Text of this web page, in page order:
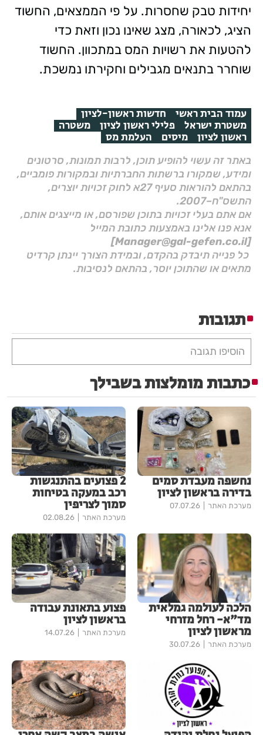
יחידות טבק שחסרות. על פי הממצאים, החשוד
הציג, לכאורה, מצג שאינו נכון וזאת כדי
להטעות את רשויות המס במתכוון. החשוד
שוחרר בתנאים מגבילים וחקירתו נמשכת.
עמוד הבית ראשי חדשות ראשון-לציון
משטרת ישראל פלילי ראשון לציון משטרה
ראשון לציון מיסים העלמת מס
באתר זה עשוי להופיע תוכן, לרבות תמונות, סרטונים
ומידע, שמקורו ברשתות החברתיות ובמקורות פומביים,
בהתאם להוראות סעיף 27א לחוק זכויות יוצרים,
התשס"ח–2007.
אם אתם בעלי זכויות בתוכן שפורסם, או מייצגים אותם,
אנא פנו אלינו באמצעות כתובת המייל
[Manager@gal-gefen.co.il]
כל פנייה תיבדק בהקדם, ובמידת הצורך יינתן קרדיט
מתאים או שהתוכן יוסר, בהתאם לנסיבות.
תגובות
הוסיפו תגובה
כתבות מומלצות בשבילך
נחשפה מעבדת סמים
בדירה בראשון לציון
מערכת האתר 07.07.26
2 פצועים בהתנגשות
רכב במעקה בטיחות
סמוך לצריפין
מערכת האתר 02.08.26
הלכה לעולמה גמלאית
מד"א- רחל מזרחי
מראשון לציון
מערכת האתר 30.07.26
פצוע בתאונת עבודה
בראשון לציון
מערכת האתר 14.07.26